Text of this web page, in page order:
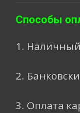
Способы
1.
2.
3. Оплата